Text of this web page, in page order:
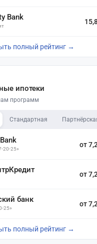
Bank
полный рейтинг →
ипотеки
программ
Стандартная
20-25»
от
от
банк
25»
от
полный рейтинг →